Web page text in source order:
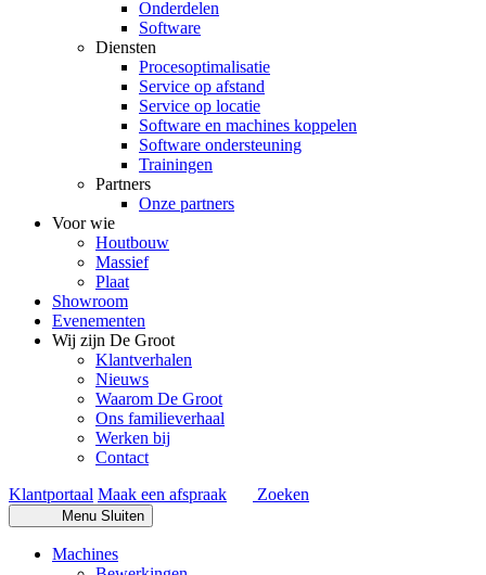
Onderdelen
Software
Diensten
Procesoptimalisatie
Service op afstand
Service op locatie
Software en machines koppelen
Software ondersteuning
Trainingen
Partners
Onze partners
Voor wie
Houtbouw
Massief
Plaat
Showroom
Evenementen
Wij zijn De Groot
Klantverhalen
Nieuws
Waarom De Groot
Ons familieverhaal
Werken bij
Contact
Klantportaal Maak een afspraak Zoeken
Menu Sluiten
Machines